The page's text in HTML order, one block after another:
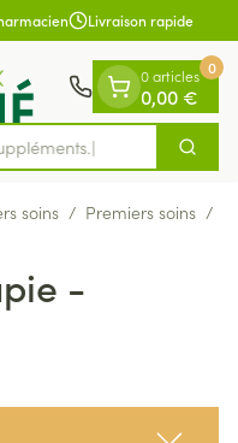
Livraison rapide
0 articles
0,00 €
0
soins / Premiers soins /
-